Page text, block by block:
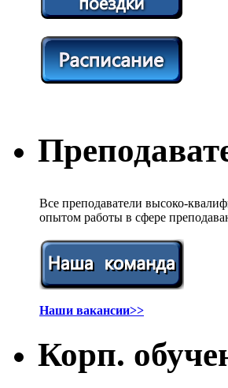
Все преподаватели высоко-
опытом работы в сфере
Наши вакансии>>
Корп.